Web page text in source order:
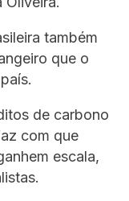
também
que o
de carbono
com que
escala,